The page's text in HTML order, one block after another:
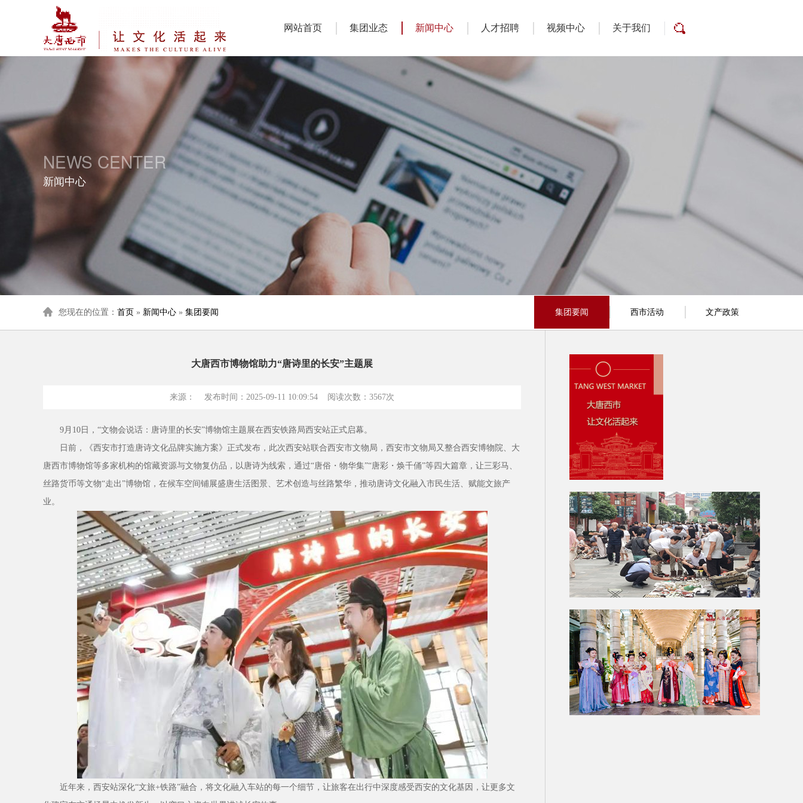
网站首页 集团业态 新闻中心 人才招聘 视频中心 关于我们
NEWS CENTER
新闻中心
您现在的位置： 首页 » 新闻中心 » 集团要闻 集团要闻 西市活动 文产政策
大唐西市博物馆助力“唐诗里的长安”主题展
来源： 发布时间：2025-09-11 10:09:54 阅读次数： 3567次
9月10日，“文物会说话：唐诗里的长安”博物馆主题展在西安铁路局西安站正式启幕。
日前，《西安市打造唐诗文化品牌实施方案》正式发布，此次西安站联合西安市文物局，西安市文物局又整合西安博物院、大
唐西市博物馆等多家机构的馆藏资源与文物复仿品，以唐诗为线索，通过“唐俗・物华集”“唐彩・焕千俑”等四大篇章，让三彩马、
丝路货币等文物“走出”博物馆，在候车空间铺展盛唐生活图景、艺术创造与丝路繁华，推动唐诗文化融入市民生活、赋能文旅产
业。
近年来，西安站深化“文旅+铁路”融合，将文化融入车站的每一个细节，让旅客在出行中深度感受西安的文化基因，让更多文